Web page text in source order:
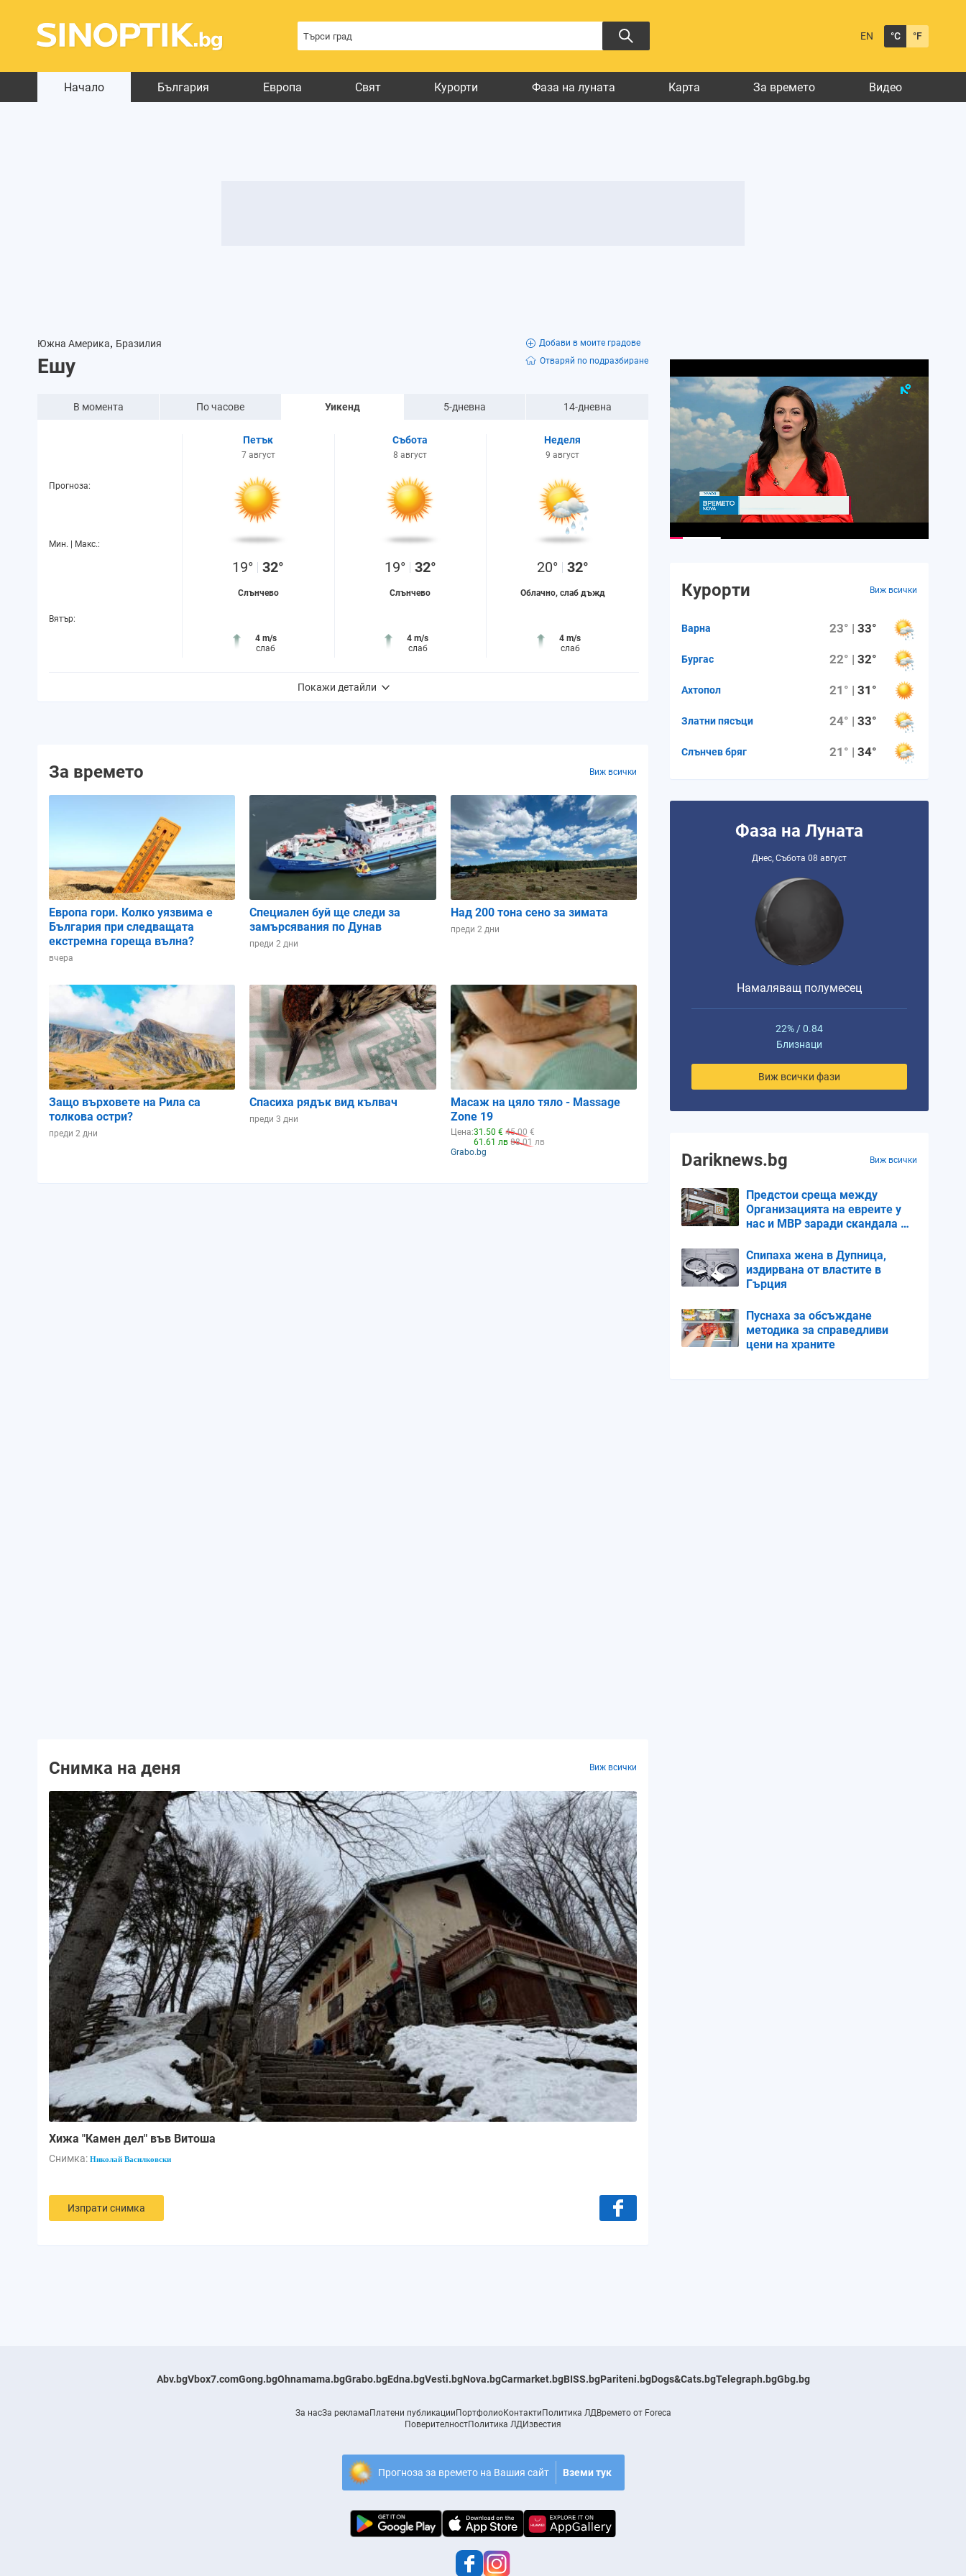
EN °C °F
Начало България Европа Свят Курорти Фаза на луната Карта За времето Видео
Южна Америка, Бразилия
Ешу
Добави в моите градове
Отваряй по подразбиране
В момента По часове Уикенд 5-дневна 14-дневна
Прогноза:
Мин. | Макс.:
Вятър:
Облачност:
Продължителност на деня:
Фаза на луната:
Зодиакален знак:
Позиция в лунен цикъл:
Петък
7 август
19° 32°
Слънчево
4 m/s
слаб
17:39 ч.
11 ч. и 49 мин.
Намаляващ
полумесец
Близнаци
Събота
8 август
19° 32°
Слънчево
4 m/s
слаб
05:49 ч.
17:39 ч.
11 ч. и 49 мин.
0.84
Неделя
9 август
20° 32°
Облачно, слаб дъжд
4 m/s
слаб
05:49 ч.
17:39 ч.
11 ч. и 49 мин.
0.88
Покажи детайли
За времето Виж всички
Европа гори. Колко уязвима е
България при следващата
екстремна гореща вълна?
вчера
Специален буй ще следи за
замърсявания по Дунав
преди 2 дни
Над 200 тона сено за зимата
преди 2 дни
Защо върховете на Рила са
толкова остри?
преди 2 дни
Спасиха рядък вид кълвач
преди 3 дни
Масаж на цяло тяло - Massage
Zone 19
Цена:31.50 € 45.00 €
61.61 лв 88.01 лв
Grabo.bg
Снимка на деня Виж всички
Хижа "Камен дел" във Витоша
Снимка: Николай Василковски
Изпрати снимка
Курорти Виж всички
Варна 23° |33°
Бургас 22° |32°
Ахтопол 21° |31°
Златни пясъци 24° |33°
Слънчев бряг 21° |34°
Фаза на Луната
Днес, Събота 08 август
Намаляващ полумесец
22% / 0.84
Близнаци
Виж всички фази
Dariknews.bg Виж всички
Предстои среща между
Организацията на евреите у
нас и МВР заради скандала в
Спипаха жена в Дупница,
издирвана от властите в
Гърция
Пуснаха за обсъждане
методика за справедливи
цени на храните
Abv.bgVbox7.comGong.bgOhnamama.bgGrabo.bgEdna.bgVesti.bgNova.bgCarmarket.bgBISS.bgPariteni.bgDogs&Cats.bgTelegraph.bgGbg.bg
За насЗа рекламаПлатени публикацииПортфолиоКонтактиПолитика ЛДВремето от Foreca
ПоверителностПолитика ЛДИзвестия
Прогноза за времето на Вашия сайт Вземи тук